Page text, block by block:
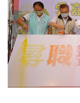
登入
刊登